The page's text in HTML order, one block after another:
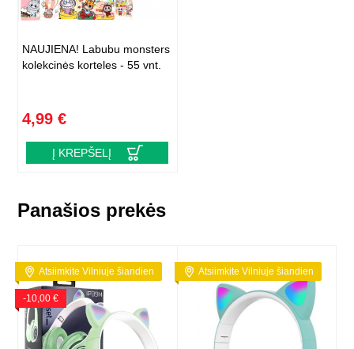
NAUJIENA! Labubu monsters
kolekcinės korteles - 55 vnt.
4,99 €
Į KREPŠELĮ
Panašios prekės
Atsiimkite Vilniuje šiandien
-10,00 €
Atsiimkite Vilniuje šiandien